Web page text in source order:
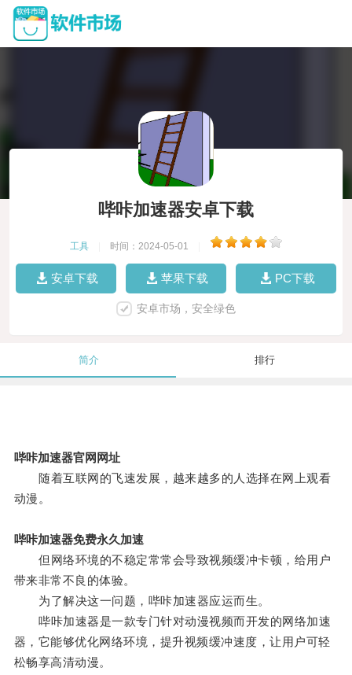
哔咔加速器安卓下载
工具 时间：2024-05-01
安卓下载 苹果下载 PC下载
安卓市场，安全绿色
简介 排行
哔咔加速器官网网址
随着互联网的飞速发展，越来越多的人选择在网上观看
动漫。
哔咔加速器免费永久加速
但网络环境的不稳定常常会导致视频缓冲卡顿，给用户
带来非常不良的体验。
为了解决这一问题，哔咔加速器应运而生。
哔咔加速器是一款专门针对动漫视频而开发的网络加速
器，它能够优化网络环境，提升视频缓冲速度，让用户可轻
松畅享高清动漫。